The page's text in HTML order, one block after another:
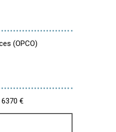
(OPCO)
€